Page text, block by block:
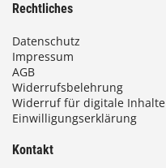
Rechtliches
Datenschutz
Impressum
AGB
Widerrufsbelehrung
Widerruf für digitale Inhalte
Einwilligungserklärung
Kontakt